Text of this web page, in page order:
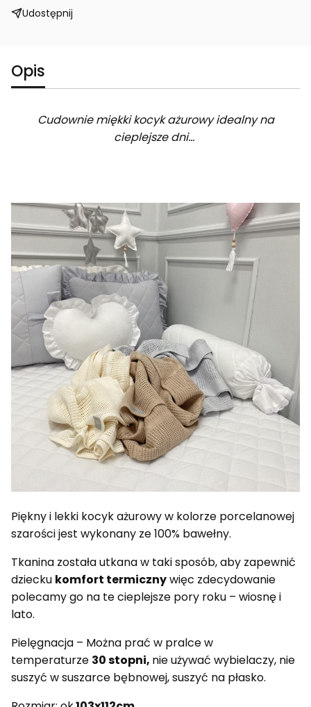
Udostępnij
Opis
Cudownie miękki kocyk ażurowy idealny na
cieplejsze dni...
Piękny i lekki kocyk ażurowy w kolorze porcelanowej
szarości jest wykonany ze 100% bawełny.
Tkanina została utkana w taki sposób, aby zapewnić
dziecku komfort termicznywięc zdecydowanie
polecamy go na te cieplejsze pory roku – wiosnę i
lato.
Pielęgnacja – Można prać w pralce w
temperaturze 30 stopni, nie używać wybielaczy, nie
suszyć w suszarce bębnowej, suszyć na płasko.